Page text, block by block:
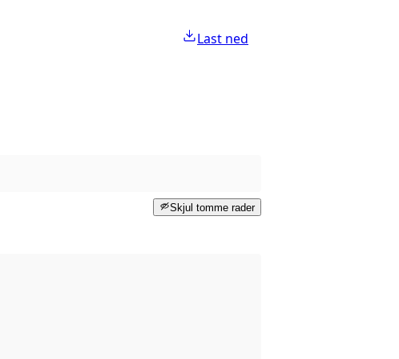
Last ned
Skjul tomme rader